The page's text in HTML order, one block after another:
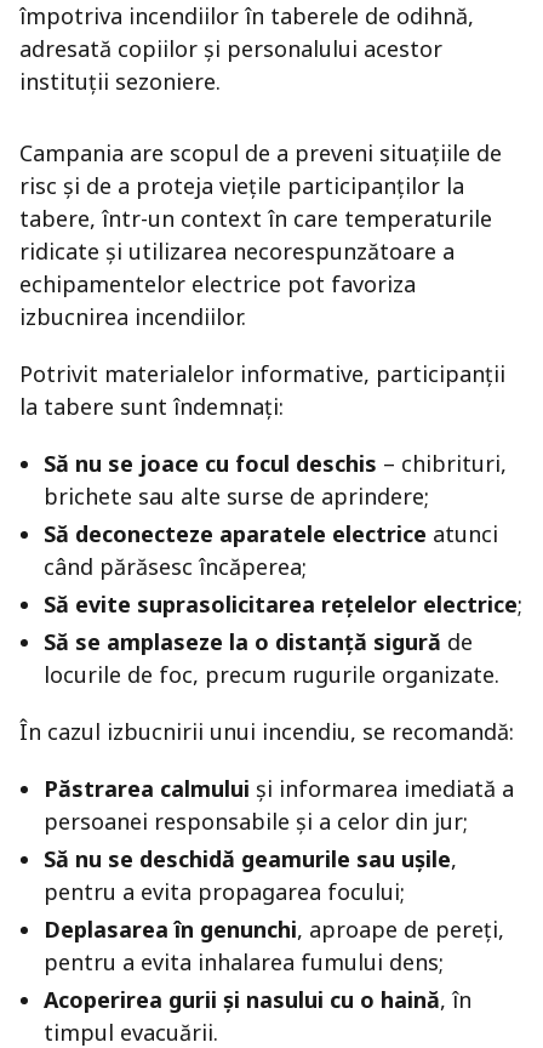
împotriva incendiilor în taberele de odihnă,
adresată copiilor și personalului acestor
instituții sezoniere.
Campania are scopul de a preveni situațiile de
risc și de a proteja viețile participanților la
tabere, într-un context în care temperaturile
ridicate și utilizarea necorespunzătoare a
echipamentelor electrice pot favoriza
izbucnirea incendiilor.
Potrivit materialelor informative, participanții
la tabere sunt îndemnați:
Să nu se joace cu focul deschis – chibrituri,
brichete sau alte surse de aprindere;
Să deconecteze aparatele electrice atunci
când părăsesc încăperea;
Să evite suprasolicitarea rețelelor electrice;
Să se amplaseze la o distanță sigură de
locurile de foc, precum rugurile organizate.
În cazul izbucnirii unui incendiu, se recomandă:
Păstrarea calmului și informarea imediată a
persoanei responsabile și a celor din jur;
Să nu se deschidă geamurile sau ușile,
pentru a evita propagarea focului;
Deplasarea în genunchi, aproape de pereți,
pentru a evita inhalarea fumului dens;
Acoperirea gurii și nasului cu o haină, în
timpul evacuării.